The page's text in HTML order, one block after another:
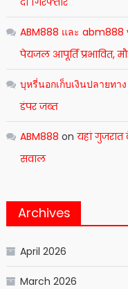
ABM888 และ
पेयजल आपूर्ति प्रभावित,
บุหรี่นอกเก็บเงินปลายทาง
डंपर जब्त
ABM888 on यहां
सवाल
Archives
April 2026
March 2026